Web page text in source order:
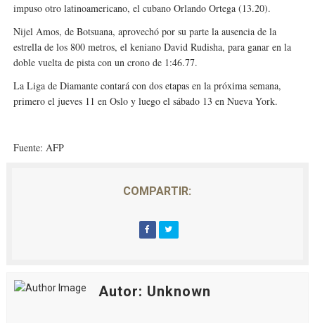
impuso otro latinoamericano, el cubano Orlando Ortega (13.20).
Nijel Amos, de Botsuana, aprovechó por su parte la ausencia de la
estrella de los 800 metros, el keniano David Rudisha, para ganar en la
doble vuelta de pista con un crono de 1:46.77.
La Liga de Diamante contará con dos etapas en la próxima semana,
primero el jueves 11 en Oslo y luego el sábado 13 en Nueva York.
Fuente: AFP
COMPARTIR:
Autor: Unknown